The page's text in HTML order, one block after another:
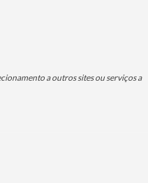
a outros sites ou serviços a